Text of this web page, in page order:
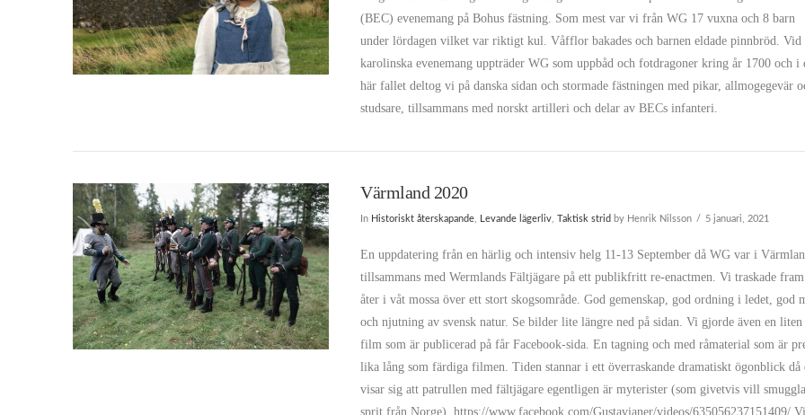
VIEW POST
(BEC) evenemang på Bohus fästning. Som mest var vi från WG 17 vuxna och 8 barn
under lördagen vilket var riktigt kul. Våfflor bakades och barnen eldade pinnbröd. Vid
karolinska evenemang uppträder WG som uppbåd och fotdragoner kring år 1700 och i
här fallet deltog vi på danska sidan och stormade fästningen med pikar, allmogegevär
studsare, tillsammans med norskt artilleri och delar av BECs infanteri.
Värmland 2020
In Historiskt återskapande, Levande lägerliv, Taktisk strid by Henrik Nilsson 5 januari, 2021
En uppdatering från en härlig och intensiv helg 11-13 September då WG var i
tillsammans med Wermlands Fältjägare på ett publikfritt re-enactmen. Vi traskade
åter i våt mossa över ett stort skogsområde. God gemenskap, god ordning i ledet, god
och njutning av svensk natur. Se bilder lite längre ned på sidan. Vi gjorde även en liten
film som är publicerad på får Facebook-sida. En tagning och med råmaterial som är
lika lång som färdiga filmen. Tiden stannar i ett överraskande dramatiskt ögonblick då
visar sig att patrullen med fältjägare egentligen är myterister (som givetvis vill
sprit från Norge). https://www.facebook.com/Gustavianer/videos/635056237151409/